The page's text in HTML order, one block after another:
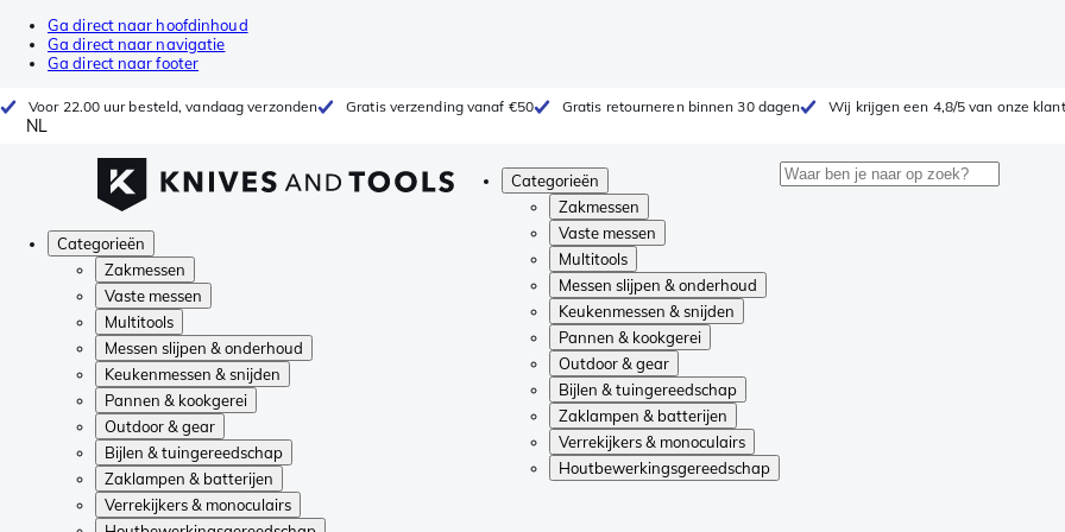
Ga direct naar hoofdinhoud
Ga direct naar navigatie
Ga direct naar footer
Voor 22.00 uur besteld, vandaag verzonden Gratis verzending vanaf €50 Gratis retourneren binnen 30 dagen Wij krijgen een 4,8/5 van onze
NL
Categorieën
Zakmessen
Vaste messen
Multitools
Messen slijpen & onderhoud
Keukenmessen & snijden
Pannen & kookgerei
Outdoor & gear
Bijlen & tuingereedschap
Zaklampen & batterijen
Verrekijkers & monoculairs
Houtbewerkingsgereedschap
Categorieën
Zakmessen
Vaste messen
Multitools
Messen slijpen & onderhoud
Keukenmessen & snijden
Pannen & kookgerei
Outdoor & gear
Bijlen & tuingereedschap
Zaklampen & batterijen
Verrekijkers & monoculairs